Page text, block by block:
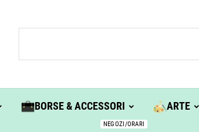
BORSE & ACCESSORI ARTE
NEGOZI/ORARI